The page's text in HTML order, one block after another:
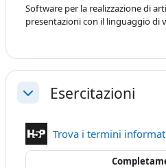
Software per la realizzazione di
presentazioni con il linguaggio di
MinimizzaEsercitazioni
Trova i termini